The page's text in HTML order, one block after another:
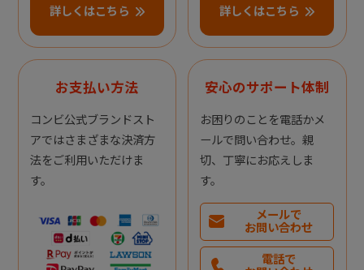
詳しくはこちら 詳しくはこちら
お支払い方法
コンビ公式ブランドスト
アではさまざまな決済方
法をご利用いただけま
す。
安心のサポート体制
お困りのことを電話かメ
ールで問い合わせ。親
切、丁寧にお応えしま
す。
メールで
お問い合わせ
電話で